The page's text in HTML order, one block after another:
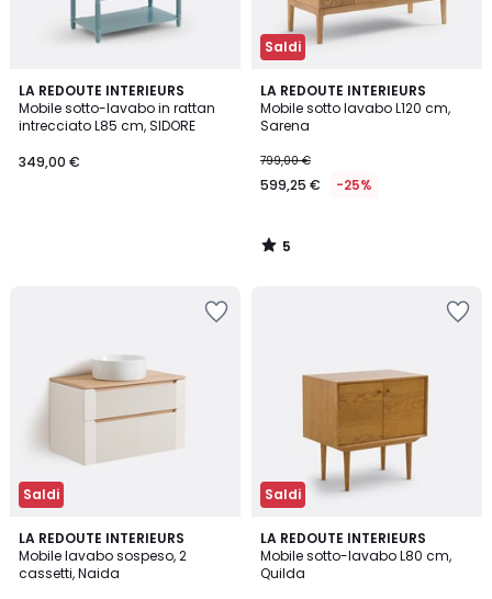
LA REDOUTE INTERIEURS
Mobile sotto-lavabo in rattan
intrecciato L85 cm, SIDORE
349,00 €
Saldi
LA REDOUTE INTERIEURS
Mobile sotto lavabo L120 cm,
Sarena
799,00 €
599,25 € -25%
5
/
5
5
/
Saldi
LA REDOUTE INTERIEURS
Mobile lavabo sospeso, 2
cassetti, Naida
4
/
5
Saldi
LA REDOUTE INTERIEURS
Mobile sotto-lavabo L80 cm,
Quilda
3,3
/ 5